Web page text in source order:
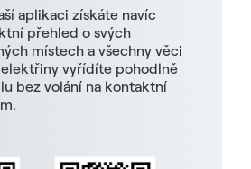
aplikaci získáte navíc
přehled o svých
místech a všechny věci
vyřídíte pohodlně
bez volání na kontaktní